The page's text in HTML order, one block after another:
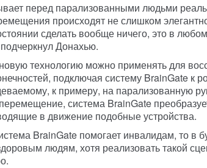
перед парализованными людьми
происходят не слишком
сделать вообще ничего, это в
Донахью.
технологию можно применять для
подключая систему BrainGate к
к примеру, на парализованную
система BrainGate
в движение подобные устройства.
BrainGate помогает инвалидам, то в
людям, хотя реализовать такой